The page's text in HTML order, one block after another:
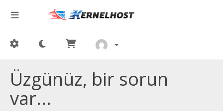
Üzgünüz, bir sorun
var...